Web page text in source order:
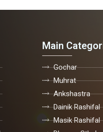
Main
Gochar
Muhrat
Ankshastra
Dainik Rashifal
Masik Rashifal